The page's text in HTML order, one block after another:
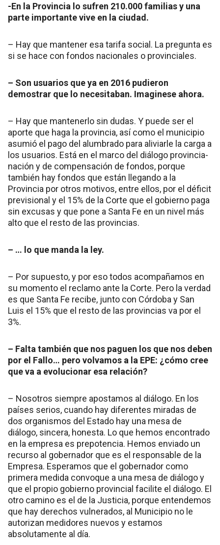
-En la Provincia lo sufren 210.000 familias y una
parte importante vive en la ciudad.
– Hay que mantener esa tarifa social. La pregunta es
si se hace con fondos nacionales o provinciales.
– Son usuarios que ya en 2016 pudieron
demostrar que lo necesitaban. Imaginese ahora.
– Hay que mantenerlo sin dudas. Y puede ser el
aporte que haga la provincia, así como el municipio
asumió el pago del alumbrado para aliviarle la carga a
los usuarios. Está en el marco del diálogo provincia-
nación y de compensación de fondos, porque
también hay fondos que están llegando a la
Provincia por otros motivos, entre ellos, por el déficit
previsional y el 15% de la Corte que el gobierno paga
sin excusas y que pone a Santa Fe en un nivel más
alto que el resto de las provincias.
– … lo que manda la ley.
– Por supuesto, y por eso todos acompañamos en
su momento el reclamo ante la Corte. Pero la verdad
es que Santa Fe recibe, junto con Córdoba y San
Luis el 15% que el resto de las provincias va por el
3%.
– Falta también que nos paguen los que nos deben
por el Fallo… pero volvamos a la EPE: ¿cómo cree
que va a evolucionar esa relación?
– Nosotros siempre apostamos al diálogo. En los
países serios, cuando hay diferentes miradas de
dos organismos del Estado hay una mesa de
diálogo, sincera, honesta. Lo que hemos encontrado
en la empresa es prepotencia. Hemos enviado un
recurso al gobernador que es el responsable de la
Empresa. Esperamos que el gobernador como
primera medida convoque a una mesa de diálogo y
que el propio gobierno provincial facilite el diálogo. El
otro camino es el de la Justicia, porque entendemos
que hay derechos vulnerados, al Municipio no le
autorizan medidores nuevos y estamos
absolutamente al día.